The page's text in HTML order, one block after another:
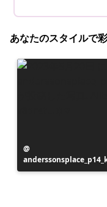
あなたのスタイルで
稿
者